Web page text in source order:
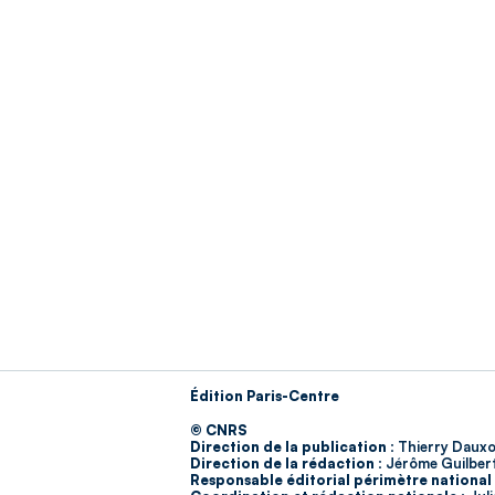
Édition Paris-Centre
© CNRS
Direction de la publication : Thierry
Direction de la rédaction : Jérôme
Responsable éditorial périmètre national